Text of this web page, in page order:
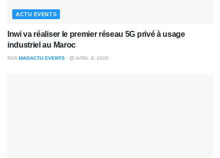
ACTU EVENTS
Inwi va réaliser le premier réseau 5G privé à usage
industriel au Maroc
PAR MAGACTU EVENTS AVRIL 8, 2026